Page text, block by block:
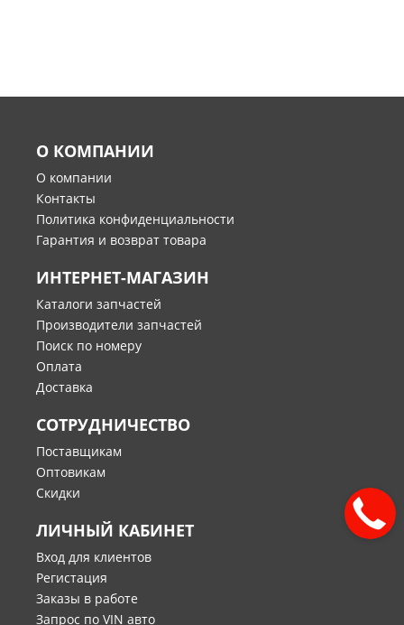
О КОМПАНИИ
О компании
Контакты
Политика конфиденциальности
Гарантия и возврат товара
ИНТЕРНЕТ-МАГАЗИН
Каталоги запчастей
Производители запчастей
Поиск по номеру
Оплата
Доставка
СОТРУДНИЧЕСТВО
Поставщикам
Оптовикам
Скидки
ЛИЧНЫЙ КАБИНЕТ
Вход для клиентов
Регистация
Заказы в работе
Запрос по VIN авто